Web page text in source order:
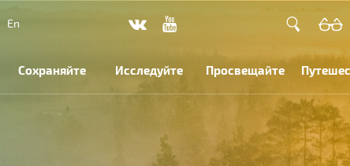
En
Сохраняйте Исследуйте Просвещайте